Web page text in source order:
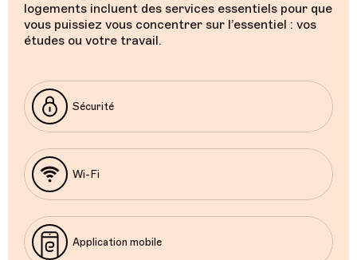
logements incluent des services essentiels pour que
vous puissiez vous concentrer sur l’essentiel : vos
études ou votre travail.
Sécurité
Wi-Fi
Application mobile